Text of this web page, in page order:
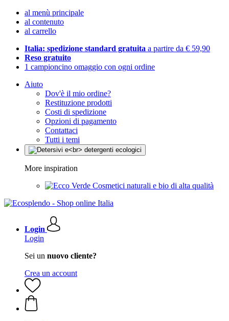
al menù principale
al contenuto
al carrello
Italia: spedizione standard gratuita a partire da € 59,90
Reso gratuito
1 campioncino omaggio con ogni ordine
Aiuto
Dov'è il mio ordine?
Restituzione prodotti
Costi di spedizione
Opzioni di pagamento
Contattaci
Tutti i temi
More inspiration
Cosmetici naturali e bio di alta qualità
Login
Login
Sei un nuovo cliente?
Crea un account